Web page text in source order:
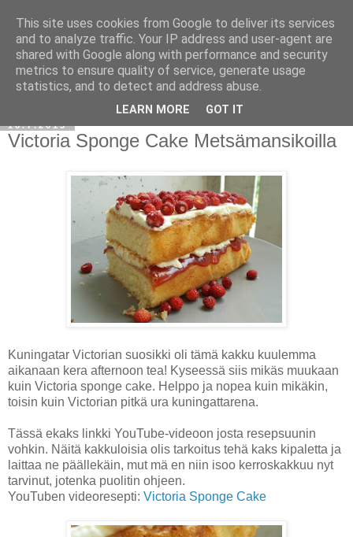
16.7.2015
Victoria Sponge Cake Metsämansikoilla
Kuningatar Victorian suosikki oli tämä kakku kuulemma
aikanaan kera afternoon tea! Kyseessä siis mikäs muukaan
kuin Victoria sponge cake. Helppo ja nopea kuin mikäkin,
toisin kuin Victorian pitkä ura kuningattarena.
Tässä ekaks linkki YouTube-videoon josta resepsuunin
vohkin. Näitä kakkuloisia olis tarkoitus tehä kaks kipaletta ja
laittaa ne päällekäin, mut mä en niin isoo kerroskakkuu nyt
tarvinut, jotenka puolitin ohjeen.
YouTuben videoresepti: Victoria Sponge Cake
This site uses cookies from Google to deliver its services
and to analyze traffic. Your IP address and user-agent are
shared with Google along with performance and security
metrics to ensure quality of service, generate usage
statistics, and to detect and address abuse.
LEARN MORE GOT IT